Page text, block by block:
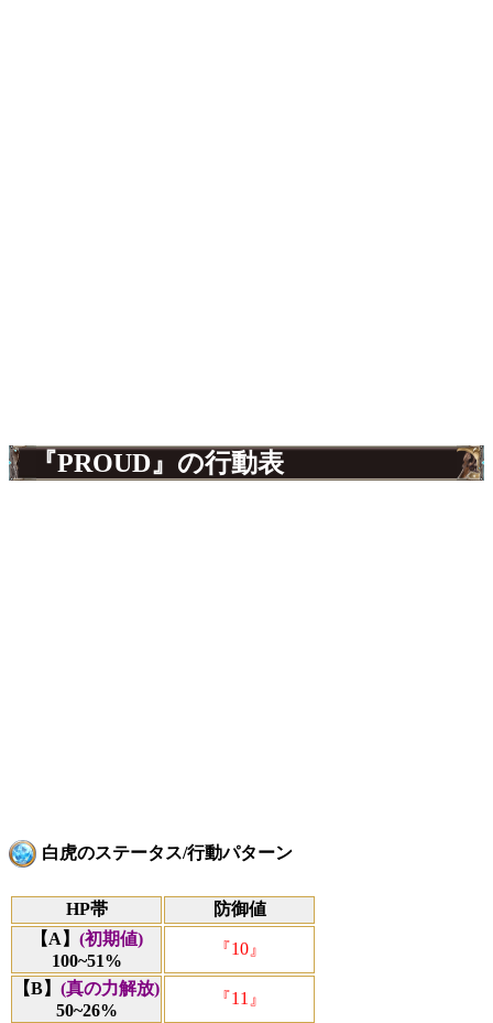
『PROUD』の行動表
白虎のステータス/行動パターン
HP帯
防御値
【A】 (初期値)
100~51%
『10』
【B】 (真の力解放)
50~26%
『11』